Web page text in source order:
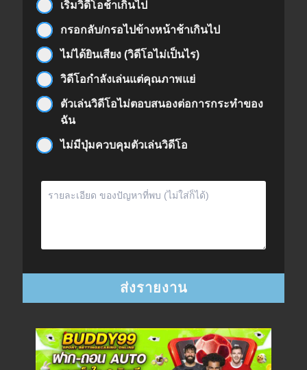
เริ่มวิดีโอช้าเกินไป
กรอกลับ/กรอไปข้างหน้าช้าเกินไป
ไม่ได้ยินเสียง (วิดีโอไม่เป็นไร)
วิดีโอกำลังเล่นแต่คุณภาพแย่
ตัวเล่นวิดีโอไม่ตอบสนองต่อการกระทำของ
ฉัน
ไม่มีปุ่มควบคุมตัวเล่นวิดีโอ